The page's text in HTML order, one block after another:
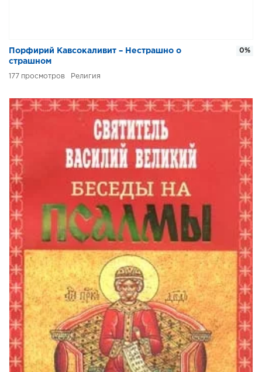
Порфирий Кавсокаливит – Нестрашно о
страшном
177 Религия
0%